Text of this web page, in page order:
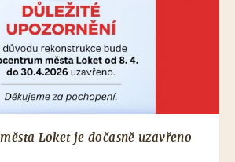
Loket je dočasně uzavřeno